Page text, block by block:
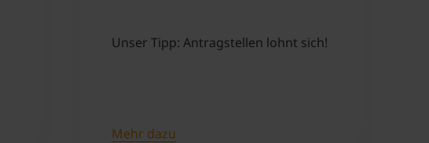
Unser Tipp: Antragstellen lohnt sich!
Mehr dazu